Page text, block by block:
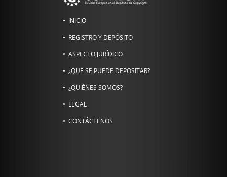
INICIO
REGISTRO Y DEPÓSITO
ASPECTO JURÍDICO
¿QUÉ SE PUEDE DEPOSITAR?
¿QUIÉNES SOMOS?
LEGAL
CONTÁCTENOS